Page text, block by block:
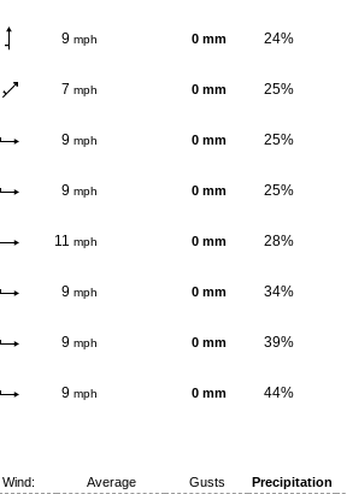
9 mph 0 mm 24%
7 mph 0 mm 25%
9 mph 0 mm 25%
9 mph 0 mm 25%
11 mph 0 mm 28%
9 mph 0 mm 34%
9 mph 0 mm 39%
9 mph 0 mm 44%
Wind: Average Gusts Precipitation